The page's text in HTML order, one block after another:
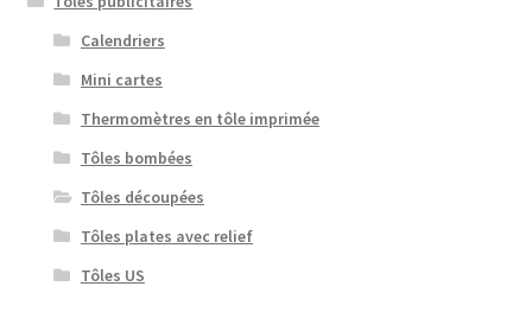
Calendriers
Mini cartes
Thermomètres en tôle imprimée
Tôles bombées
Tôles découpées
Tôles plates avec relief
Tôles US